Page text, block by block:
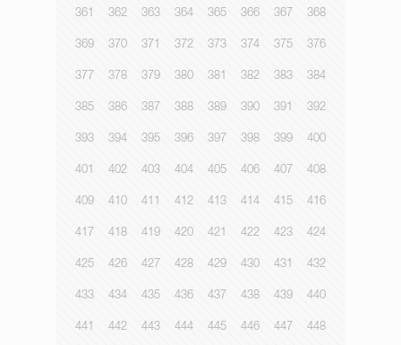
361 362 363 364 365 366 367 368
369 370 371 372 373 374 375 376
377 378 379 380 381 382 383 384
385 386 387 388 389 390 391 392
393 394 395 396 397 398 399 400
401 402 403 404 405 406 407 408
409 410 411 412 413 414 415 416
417 418 419 420 421 422 423 424
425 426 427 428 429 430 431 432
433 434 435 436 437 438 439 440
441 442 443 444 445 446 447 448